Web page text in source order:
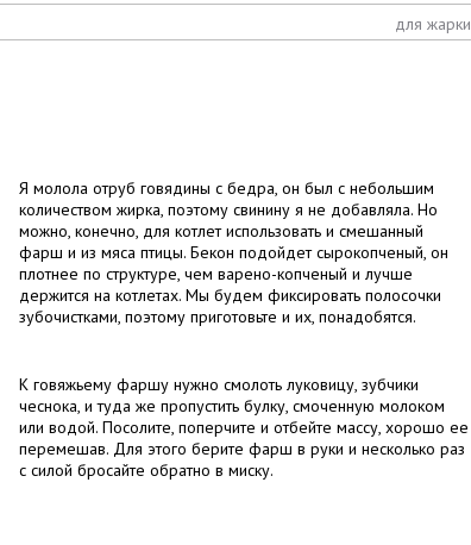
для жарки
Я молола отруб говядины с бедра, он был с небольшим
количеством жирка, поэтому свинину я не добавляла. Но
можно, конечно, для котлет использовать и смешанный
фарш и из мяса птицы. Бекон подойдет сырокопченый, он
плотнее по структуре, чем варено-копченый и лучше
держится на котлетах. Мы будем фиксировать полосочки
зубочистками, поэтому приготовьте и их, понадобятся.
К говяжьему фаршу нужно смолоть луковицу, зубчики
чеснока, и туда же пропустить булку, смоченную молоком
или водой. Посолите, поперчите и отбейте массу, хорошо ее
перемешав. Для этого берите фарш в руки и несколько раз
с силой бросайте обратно в миску.